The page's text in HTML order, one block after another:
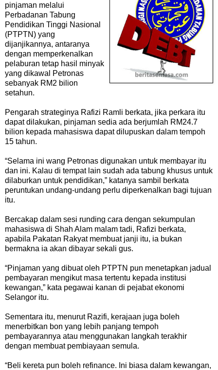
pinjaman melalui
Perbadanan Tabung
Pendidikan Tinggi Nasional
(PTPTN) yang
dijanjikannya, antaranya
dengan memperkenalkan
pelaburan tetap hasil minyak
yang dikawal Petronas
sebanyak RM2 bilion
setahun.
Pengarah strateginya Rafizi Ramli berkata, jika perkara itu
dapat dilakukan, pinjaman sedia ada berjumlah RM24.7
bilion kepada mahasiswa dapat dilupuskan dalam tempoh
15 tahun.
“Selama ini wang Petronas digunakan untuk membayar itu
dan ini. Kalau di tempat lain sudah ada tabung khusus untuk
dilaburkan untuk pendidikan,” katanya sambil berkata
peruntukan undang-undang perlu diperkenalkan bagi tujuan
itu.
Bercakap dalam sesi runding cara dengan sekumpulan
mahasiswa di Shah Alam malam tadi, Rafizi berkata,
apabila Pakatan Rakyat membuat janji itu, ia bukan
bermakna ia akan dibayar sekali gus.
“Pinjaman yang dibuat oleh PTPTN pun menetapkan jadual
pembayaran mengikut masa tertentu kepada institusi
kewangan,” kata pegawai kanan di pejabat ekonomi
Selangor itu.
Sementara itu, menurut Razifi, kerajaan juga boleh
menerbitkan bon yang lebih panjang tempoh
pembayarannya atau menggunakan langkah terakhir
dengan membuat pembiayaan semula.
“Beli kereta pun boleh refinance. Ini biasa dalam kewangan,